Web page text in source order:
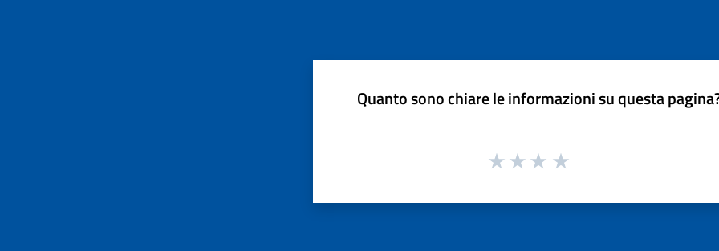
Quanto sono chiare le informazioni su questa